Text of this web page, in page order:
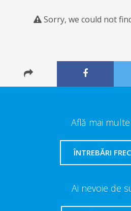
Sorry, we could not
Află mai
ÎNTREBĂRI
Ai nevoie de